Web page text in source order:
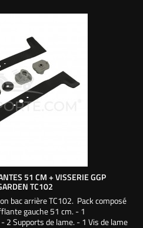
51 CM + VISSERIE GGP
TC102
bac arrière TC102. Pack composé
gauche 51 cm. - 1
Supports de lame. - 1 Vis de lame